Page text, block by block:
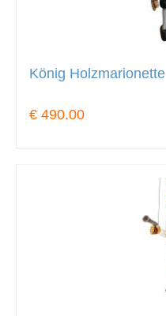
König Holzmarionette
€ 490.00